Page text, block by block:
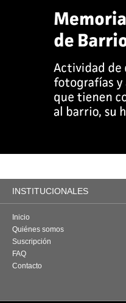
INSTITUCIONALES
Inicio
Quiénes somos
Suscripción
FAQ
Contacto